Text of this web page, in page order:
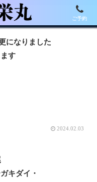
になりました
す
2024.02.03
キダイ・
ご予約